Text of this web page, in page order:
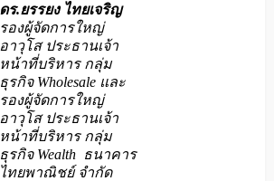
ดร.ยรรยง ไทยเจริญ
รองผู้จัดการใหญ่
อาวุโส ประธานเจ้า
หน้าที่บริหาร กลุ่ม
ธุรกิจ Wholesale และ
รองผู้จัดการใหญ่
อาวุโส ประธานเจ้า
หน้าที่บริหาร กลุ่ม
ธุรกิจ Wealth ธนาคาร
ไทยพาณิชย์ จำกัด